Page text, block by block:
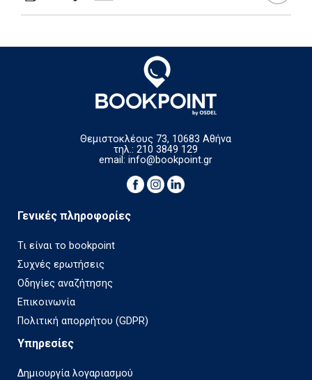
Θεμιστοκλέους 73, 10683 Αθήνα
τηλ.: 210 3849 129
email:info@bookpoint.gr
Γενικές πληροφορίες
Τι είναι το bookpoint
Συχνές ερωτήσεις
Οδηγίες αναζήτησης
Επικοινωνία
Πολιτική απορρήτου (GDPR)
Υπηρεσίες
Δημιουργία λογαριασμού